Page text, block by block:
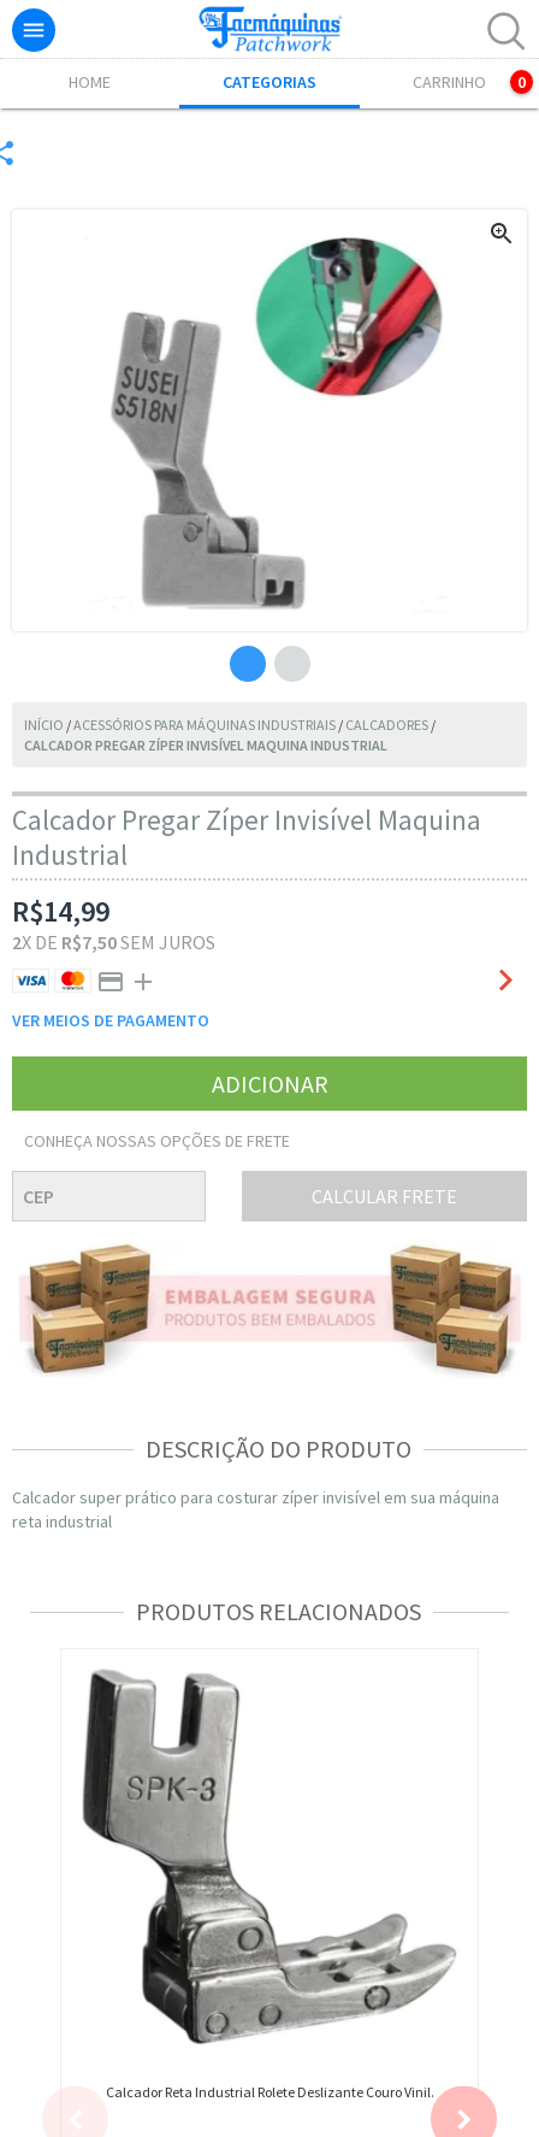
HOME CATEGORIAS CARRINHO 0
Excelente! Já adicionamos o produto ao carrinho.
INÍCIO /ACESSÓRIOS PARA MÁQUINAS INDUSTRIAIS / CALCADORES /
CALCADOR PREGAR ZÍPER INVISÍVEL MAQUINA INDUSTRIAL
Calcador Pregar Zíper Invisível Maquina
Industrial
R$14,99
2X DE R$7,50SEM JUROS
VER MEIOS DE PAGAMENTO
CONHEÇA NOSSAS OPÇÕES DE FRETE
CALCULAR FRETE
DESCRIÇÃO DO PRODUTO
Calcador super prático para costurar zíper invisível em sua máquina
reta industrial
PRODUTOS RELACIONADOS
Calcador Reta Industrial Rolete Deslizante Couro Vinil.